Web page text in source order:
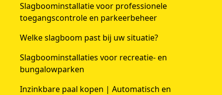
Slagboominstallatie voor professionele
toegangscontrole en parkeerbeheer
Welke slagboom past bij uw situatie?
Slagboominstallaties voor recreatie- en
bungalowparken
Inzinkbare paal kopen | Automatisch en